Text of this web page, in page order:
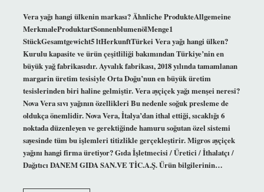
Vera yağı hangi ülkenin markası? Ähnliche ProdukteAllgemeine
MerkmaleProduktartSonnenblumenölMenge1
StückGesamtgewicht5 ltHerkunftTürkei Vera yağı hangi ülken?
Kurulu kapasite ve ürün çeşitliliği bakımından Türkiye’nin en
büyük yağ fabrikasıdır. Ayvalık fabrikası, 2018 yılında tamamlanan
margarin üretim tesisiyle Orta Doğu’nun en büyük üretim
tesislerinden biri haline gelmiştir. Vera ayçiçek yağı menşei neresi?
Nova Vera sıvı yağının özellikleri Bu nedenle soğuk presleme de
oldukça önemlidir. Nova Vera, İtalya’dan ithal ettiği, sıcaklığı 6
noktada düzenleyen ve gerektiğinde hamuru soğutan özel sistemi
sayesinde tüm bu işlemleri titizlikle gerçekleştirir. Migros ayçiçek
yağını hangi firma üretiyor? Gıda İşletmecisi / Üretici / İthalatçı /
Dağıtıcı DANEM GIDA SAN.VE TİC.A.Ş. Ürün bilgilerinin…